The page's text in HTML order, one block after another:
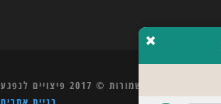
כל הזכויות שמורות © 2017 פיצויים לנפגעי רשלנות רפואית - אורי דלאל משרד עורכי דין